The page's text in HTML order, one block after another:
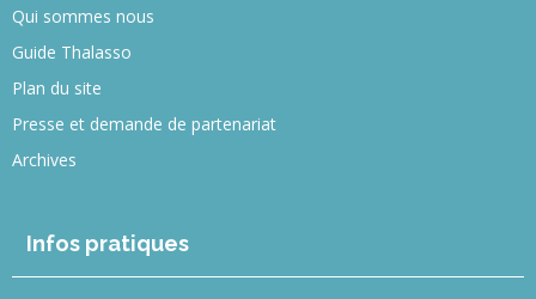
Qui sommes nous
Guide Thalasso
Plan du site
Presse et demande de partenariat
Archives
Infos pratiques